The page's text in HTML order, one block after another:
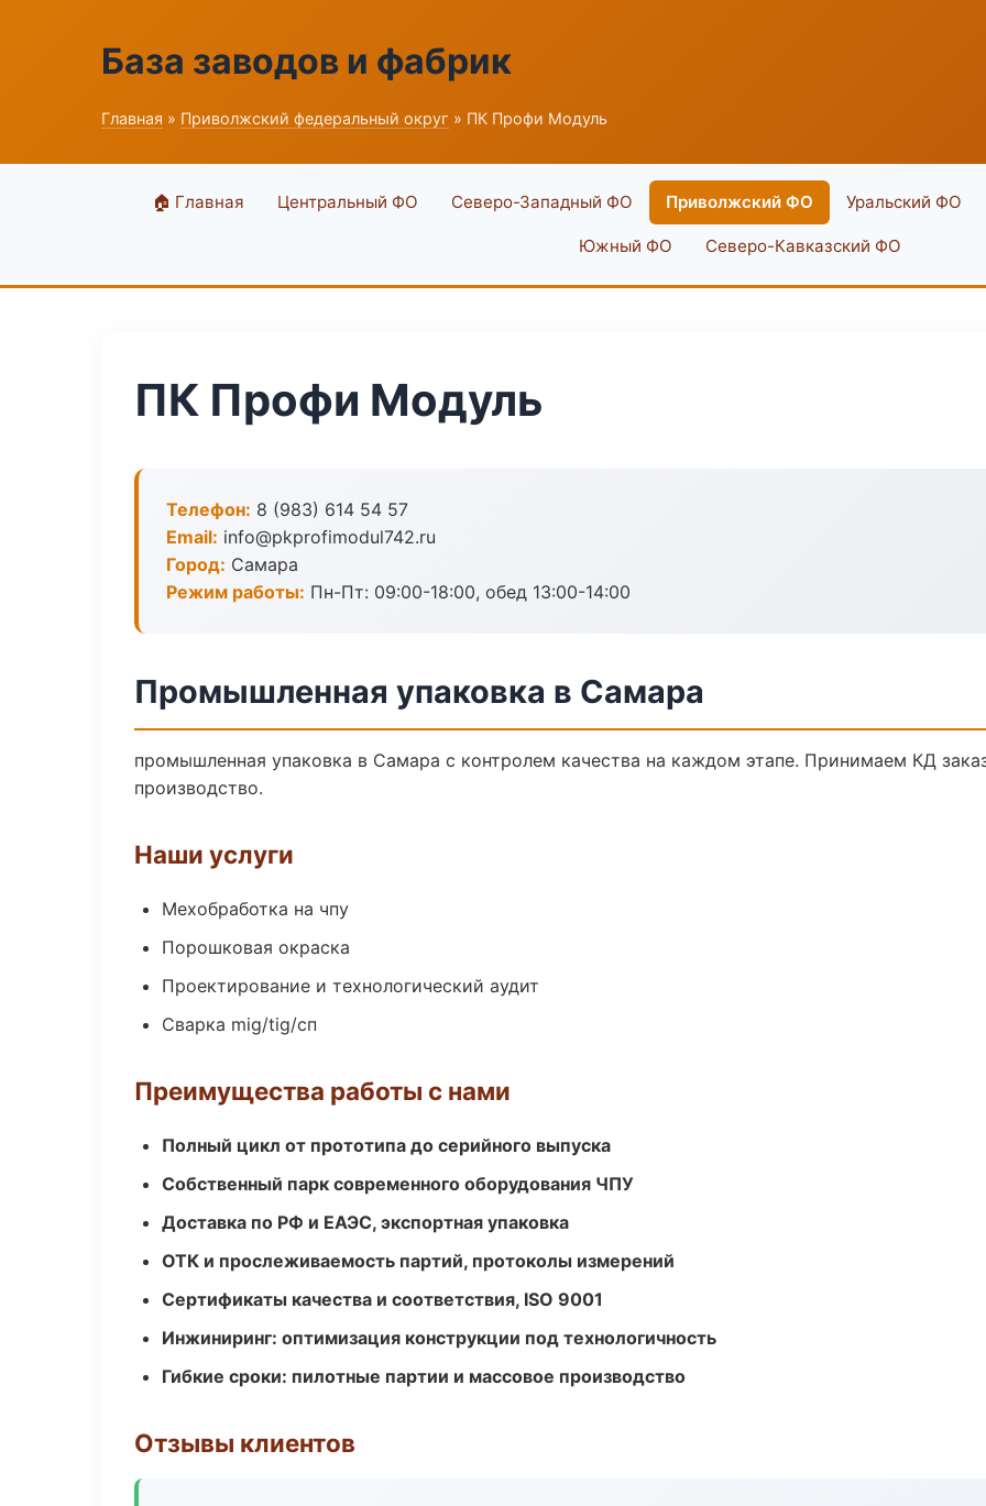
База заводов и фабрик
Главная » Приволжский федеральный округ » ПК Профи Модуль
🏠 Главная Центральный ФО Северо-Западный ФО Приволжский ФО Уральский ФО
Южный ФО Северо-Кавказский ФО
ПК Профи Модуль
Телефон: 8 (983) 614 54 57
Email: info@pkprofimodul742.ru
Город: Самара
Режим работы: Пн-Пт: 09:00-18:00, обед 13:00-14:00
Промышленная упаковка в Самара
промышленная упаковка в Самара с контролем качества на каждом этапе. Принимаем КД
производство.
Наши услуги
Мехобработка на чпу
Порошковая окраска
Проектирование и технологический аудит
Сварка mig/tig/сп
Преимущества работы с нами
Полный цикл от прототипа до серийного выпуска
Собственный парк современного оборудования ЧПУ
Доставка по РФ и ЕАЭС, экспортная упаковка
ОТК и прослеживаемость партий, протоколы измерений
Сертификаты качества и соответствия, ISO 9001
Инжиниринг: оптимизация конструкции под технологичность
Гибкие сроки: пилотные партии и массовое производство
Отзывы клиентов